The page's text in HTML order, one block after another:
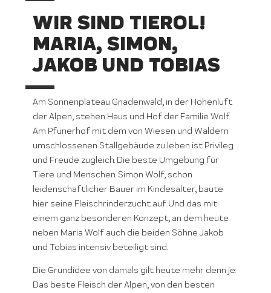
WIR SIND TIEROL!
MARIA, SIMON,
JAKOB UND TOBIAS
Am Sonnenplateau Gnadenwald, in der Höhenluft
der Alpen, stehen Haus und Hof der Familie Wolf.
Am Pfunerhof mit dem von Wiesen und Wäldern
umschlossenen Stallgebäude zu leben ist Privileg
und Freude zugleich. Die beste Umgebung für
Tiere und Menschen. Simon Wolf, schon
leidenschaftlicher Bauer im Kindesalter, baute
hier seine Fleischrinderzucht auf. Und das mit
einem ganz besonderen Konzept, an dem heute
neben Maria Wolf auch die beiden Söhne Jakob
und Tobias intensiv beteiligt sind.
Die Grundidee von damals gilt heute mehr denn je:
Das beste Fleisch der Alpen, von den besten